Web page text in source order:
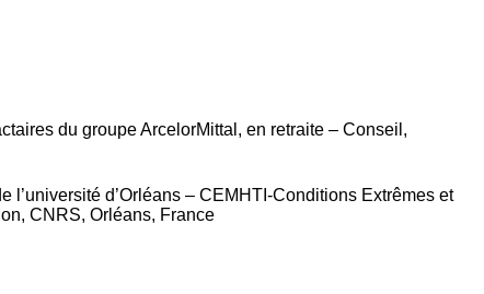
du groupe ArcelorMittal, en retraite – Conseil,
l’université d’Orléans – CEMHTI-Conditions Extrêmes et
CNRS, Orléans, France